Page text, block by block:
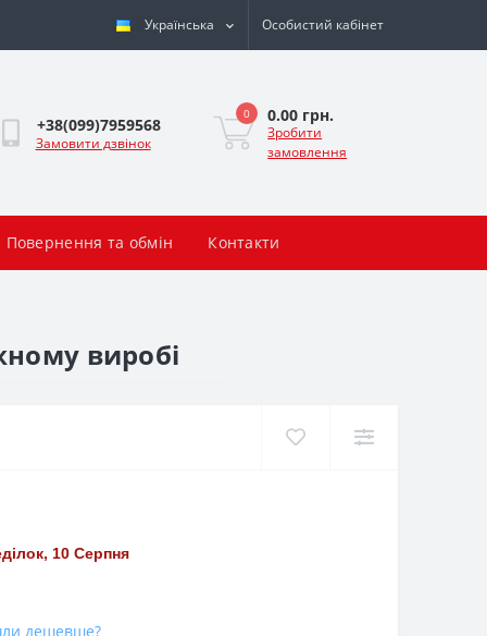
Українська Особистий кабінет
+38(099)7959568
Замовити дзвінок
0 0.00 грн.
Зробити
замовлення
Повернення та обмін Контакти
виробі
10 Серпня
дешевше?